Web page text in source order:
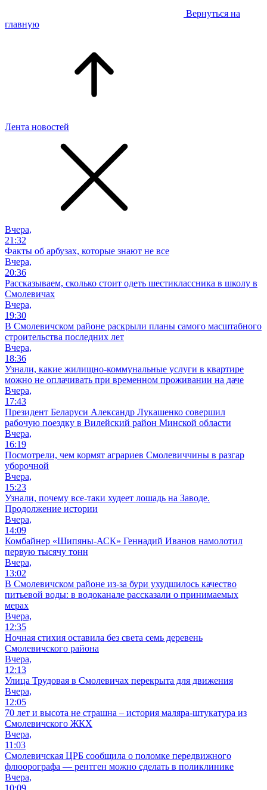
Вернуться на
главную
Лента новостей
Вчера,
21:32
Факты об арбузах, которые знают не все
Вчера,
20:36
Рассказываем, сколько стоит одеть шестиклассника в школу в
Смолевичах
Вчера,
19:30
В Смолевичском районе раскрыли планы самого масштабного
строительства последних лет
Вчера,
18:36
Узнали, какие жилищно-коммунальные услуги в квартире
можно не оплачивать при временном проживании на даче
Вчера,
17:43
Президент Беларуси Александр Лукашенко совершил
рабочую поездку в Вилейский район Минской области
Вчера,
16:19
Посмотрели, чем кормят аграриев Смолевиччины в разгар
уборочной
Вчера,
15:23
Узнали, почему все-таки худеет лошадь на Заводе.
Продолжение истории
Вчера,
14:09
Комбайнер «Шипяны-АСК» Геннадий Иванов намолотил
первую тысячу тонн
Вчера,
13:02
В Смолевичском районе из‑за бури ухудшилось качество
питьевой воды: в водоканале рассказали о принимаемых
мерах
Вчера,
12:35
Ночная стихия оставила без света семь деревень
Смолевичского района
Вчера,
12:13
Улица Трудовая в Смолевичах перекрыта для движения
Вчера,
12:05
70 лет и высота не страшна – история маляра-штукатура из
Смолевичского ЖКХ
Вчера,
11:03
Смолевичская ЦРБ сообщила о поломке передвижного
флюорографа — рентген можно сделать в поликлинике
Вчера,
10:09